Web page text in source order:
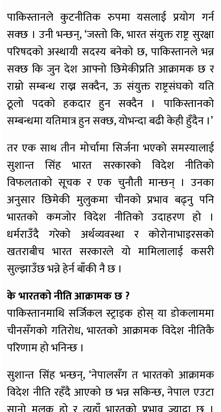
पाकिस्तानले कुटनीतिक रुपमा यसलाई प्रयोग गर्न
सक्छ । उनी भन्छन्, ‘जस्तो कि, भारत संयुक्त राष्ट्र सुरक्षा
परिषदको अस्थायी सदस्य बनेको छ, पाकिस्तानले भन्न
सक्छ कि जुन देश आफ्नो छिमेकीप्रति आक्रामक छ र
राम्रो सम्बन्ध राख्न सक्दैन, ऊ संयुक्त राष्ट्रसंघको यति
ठूलो पदको हकदार हुन सक्दैन । पाकिस्तानको
सम्बन्धमा यतिमात्र हुन सक्छ, योभन्दा बढी केही हुँदैन ।’
तर एक साथ तीन मोर्चामा सिर्जना भएको समस्यालाई
सुशान्त सिंह भारत सरकारको विदेश नीतिको
विफलताको सूचक र एक चुनौती मान्छन् । उनका
अनुसार छिमेकी मुलुकमा चीनको प्रभाव बढ्नु पनि
भारतको कमजोर विदेश नीतिको उदाहरण हो ।
धर्मराउँदै गरेको अर्थव्यवस्था र कोरोनाभाइरसको
खतराबीच भारत सरकारले यो मामिलालाई कसरी
सुल्झाउँछ भन्ने हेर्न बाँकी नै छ ।
के भारतको नीति आक्रामक छ ?
पाकिस्तानमाथि सर्जिकल स्ट्राइक होस् या डोकलाममा
चीनसँगको गतिरोध, भारतको आक्रामक विदेश नीतिकै
परिणाम हो भनिन्छ ।
सुशान्त सिंह भन्छन्, ‘नेपालसँग त भारतको आक्रामक
विदेश नीति रहँदै आएको छ भन्न सकिन्छ, नेपाल एउटा